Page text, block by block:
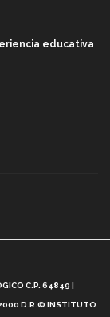
educativa
(video)
C.P. 64849 |
2000 D.R.© INSTITUTO